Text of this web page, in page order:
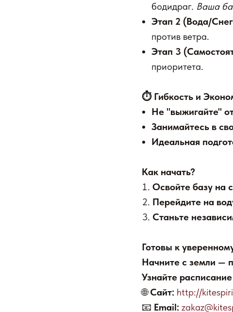
бодидраг. Ваша
Этап 2 (Вода/
против ветра.
Этап 3
приоритета.
⏱️ Гибкость и
Не "выжигайте"
Занимайтесь в
Идеальная
Как начать?
Освойте базу на
Перейдите на
Станьте
Готовы к
Начните с земли —
Узнайте
🌐Сайт: http://
📧 Email: